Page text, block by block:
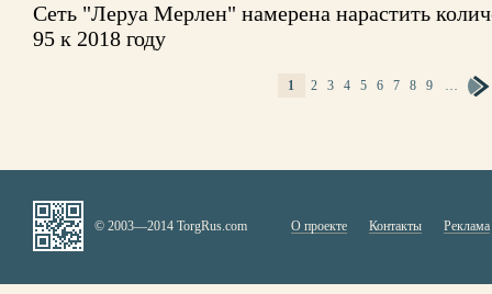
Сеть "Леруа Мерлен" намерена нарастить
95 к 2018 году
1 2 3 4 5 6 7 8 9 …
© 2003—2014 TorgRus.com О проекте Контакты Реклама